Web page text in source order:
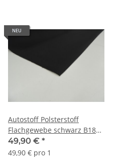
NEU
Autostoff Polsterstoff
Flachgewebe schwarz B180
(2 mm Schaumrücken und
Charmeuse)
49,90 € *
49,90 € pro 1